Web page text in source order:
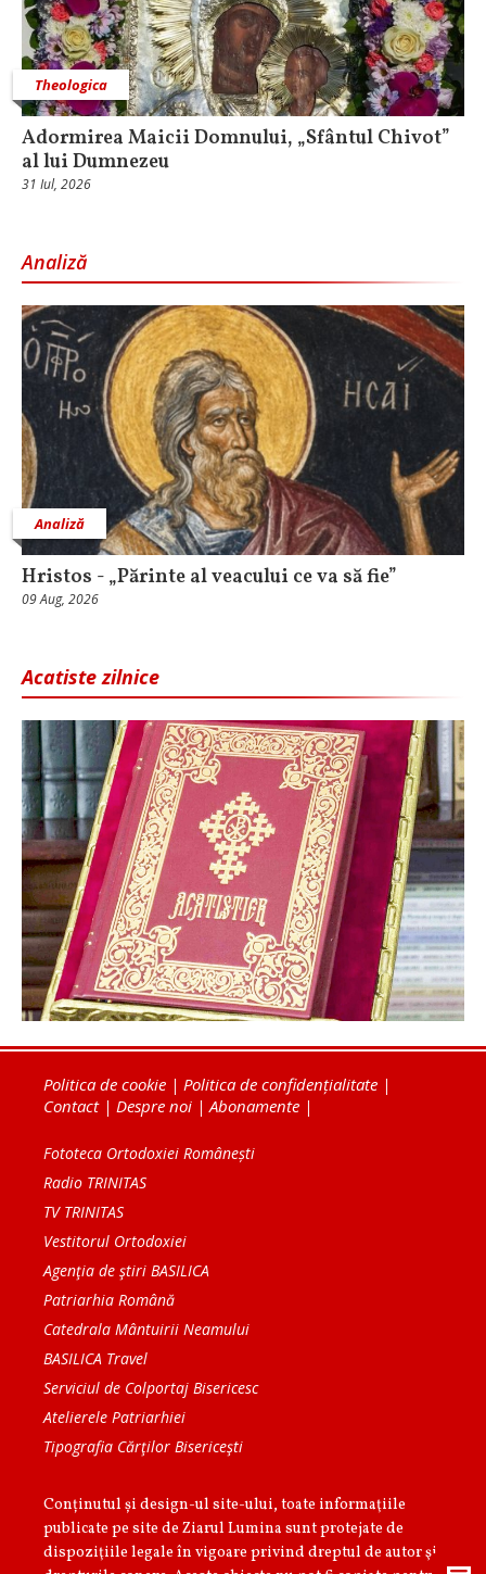
Theologica
Adormirea Maicii Domnului, „Sfântul Chivot”
al lui Dumnezeu
31 Iul, 2026
Analiză
Analiză
Hristos - „Părinte al veacului ce va să fie”
09 Aug, 2026
Acatiste zilnice
Politica de cookie | Politica de confidențialitate |
Contact| Despre noi | Abonamente |
Fototeca Ortodoxiei Românești
Radio TRINITAS
TV TRINITAS
Vestitorul Ortodoxiei
Agenţia de ştiri BASILICA
Patriarhia Română
Catedrala Mântuirii Neamului
BASILICA Travel
Serviciul de Colportaj Bisericesc
Atelierele Patriarhiei
Tipografia Cărţilor Bisericeşti
Conținutul și design-ul site-ului, toate informaţiile
publicate pe site de Ziarul Lumina sunt protejate de
dispoziţiile legale în vigoare privind dreptul de autor şi